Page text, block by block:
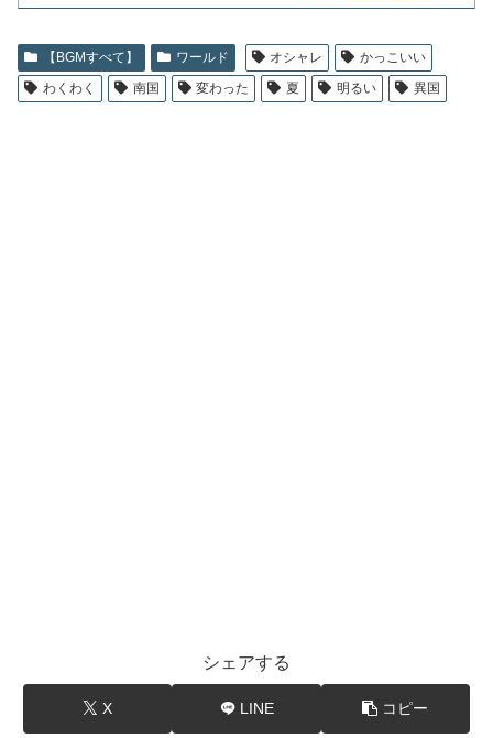
【BGMすべて】 ワールド オシャレ
かっこいい
わくわく
南国 変わった 夏 明るい 異国
シェアする
X LINE コピー